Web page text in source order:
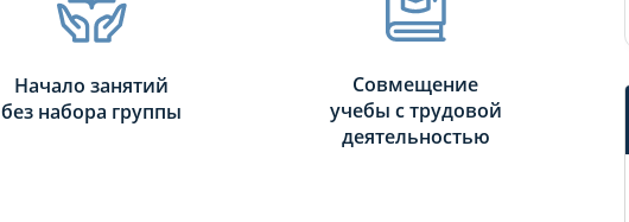
Начало занятий
без набора группы
Совмещение
учебы с трудовой
деятельностью